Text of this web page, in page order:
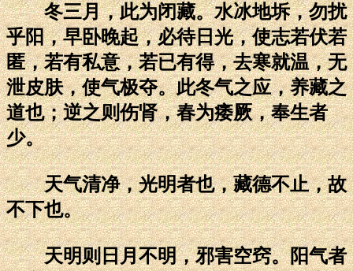
冬三月，此为闭藏。水冰地坼，勿扰
乎阳，早卧晚起，必待日光，使志若伏若
匿，若有私意，若已有得，去寒就温，无
泄皮肤，使气极夺。此冬气之应，养藏之
道也；逆之则伤肾，春为痿厥，奉生者
少。
天气清净，光明者也，藏德不止，故
不下也。
天明则日月不明，邪害空窍。阳气者